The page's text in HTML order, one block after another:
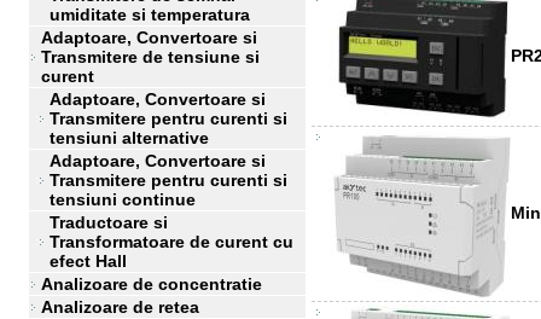
umiditate si temperatura
Adaptoare, Convertoare si
Transmitere de tensiune si
curent
Adaptoare, Convertoare si
Transmitere pentru curenti si
tensiuni alternative
Adaptoare, Convertoare si
Transmitere pentru curenti si
tensiuni continue
Traductoare si
Transformatoare de curent cu
efect Hall
Analizoare de concentratie
Analizoare de retea